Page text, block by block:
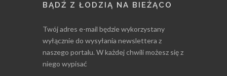
BĄDŹ Z ŁODZIĄ NA BIEŻĄCO
Twój adres e-mail będzie wykorzystany
wyłącznie do wysyłania newslettera z
naszego portalu. W każdej chwili możesz się z
niego wypisać